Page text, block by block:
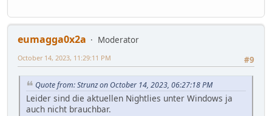
eumagga0x2a
Moderator
#9
October 14, 2023, 11:29:11 PM
Quote from: Strunz on October 14, 2023, 06:27:18 PM
Leider sind die aktuellen Nightlies unter Windows ja
auch nicht brauchbar.